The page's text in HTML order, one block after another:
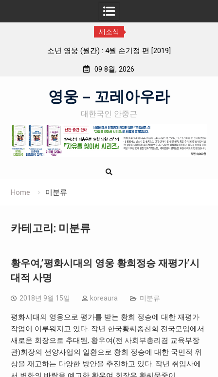
새소식
소년 영웅 (월간) : 4월 손기정 편 [2019]
09 8월, 2026
영웅 – 꼬레아우라
대한국인 안중근
Home 미분류
카테고리: 미분류
황우여,’평화시대의 영웅 황희정승 재평가’시
대적 사명
2018년 9월 15일 koreaura 미분류
평화시대의 영웅으로 평가를 받는 황희 정승에 대한 재평가
작업이 이루워지고 있다. 작년 한국황씨종친회 전국모임에서
새로운 회장으로 추대된, 황우여(전 사회부총리겸 교육부장
관)회장의 선양사업의 일환으로 황희 정승에 대한 국민적 위
상을 재고하는 다양한 방안을 추진하고 있다. 작년 취임사에